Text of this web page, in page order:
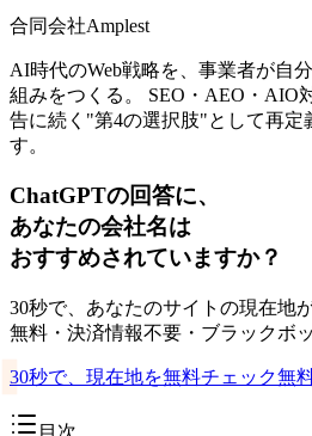
合同会社Amplest
AI時代のWeb戦略を、事業者が自
組みをつくる。 SEO・AEO・AIO
告に続く"第4の選択肢"として再定
す。
ChatGPTの回答に、
あなたの会社名は
おすすめされていますか？
30秒で、あなたのサイトの現在地
無料・決済情報不要・ブラックボ
30秒で、現在地を無料チェック無